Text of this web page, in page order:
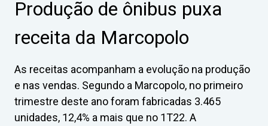
Produção de ônibus puxa
receita da Marcopolo
As receitas acompanham a evolução na produção
e nas vendas. Segundo a Marcopolo, no primeiro
trimestre deste ano foram fabricadas 3.465
unidades, 12,4% a mais que no 1T22. A